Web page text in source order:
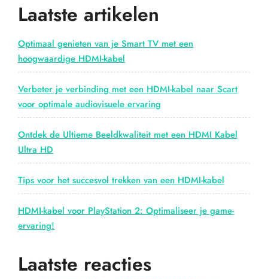
jouw
entertainment”
Laatste artikelen
Optimaal genieten van je Smart TV met een
hoogwaardige HDMI-kabel
Verbeter je verbinding met een HDMI-kabel naar Scart
voor optimale audiovisuele ervaring
Ontdek de Ultieme Beeldkwaliteit met een HDMI Kabel
Ultra HD
Tips voor het succesvol trekken van een HDMI-kabel
HDMI-kabel voor PlayStation 2: Optimaliseer je game-
ervaring!
Laatste reacties